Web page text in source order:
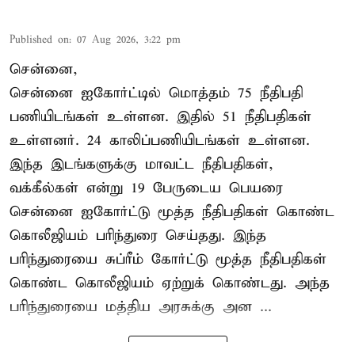
Published on: 07 Aug 2026, 3:22 pm
சென்னை,
சென்னை ஐகோர்ட்டில் மொத்தம் 75 நீதிபதி
பணியிடங்கள் உள்ளன. இதில் 51 நீதிபதிகள்
உள்ளனர். 24 காலிப்பணியிடங்கள் உள்ளன.
இந்த இடங்களுக்கு மாவட்ட நீதிபதிகள்,
வக்கீல்கள் என்று 19 பேருடைய பெயரை
சென்னை ஐகோர்ட்டு மூத்த நீதிபதிகள் கொண்ட
கொலீஜியம் பரிந்துரை செய்தது. இந்த
பரிந்துரையை சுப்ரீம் கோர்ட்டு மூத்த நீதிபதிகள்
கொண்ட கொலீஜியம் ஏற்றுக் கொண்டது. அந்த
பரிந்துரையை மத்திய அரசுக்கு அன ...